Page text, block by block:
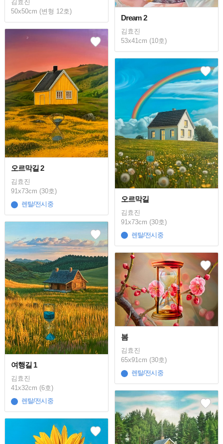
Dream 2
김효진
53x41cm (10호)
김효진
50x50cm (변형 12호)
오르막길 2
김효진
91x73cm (30호)
렌탈/전시중
오르막길
김효진
91x73cm (30호)
렌탈/전시중
여행길 1
김효진
41x32cm (6호)
렌탈/전시중
봄
김효진
65x91cm (30호)
렌탈/전시중